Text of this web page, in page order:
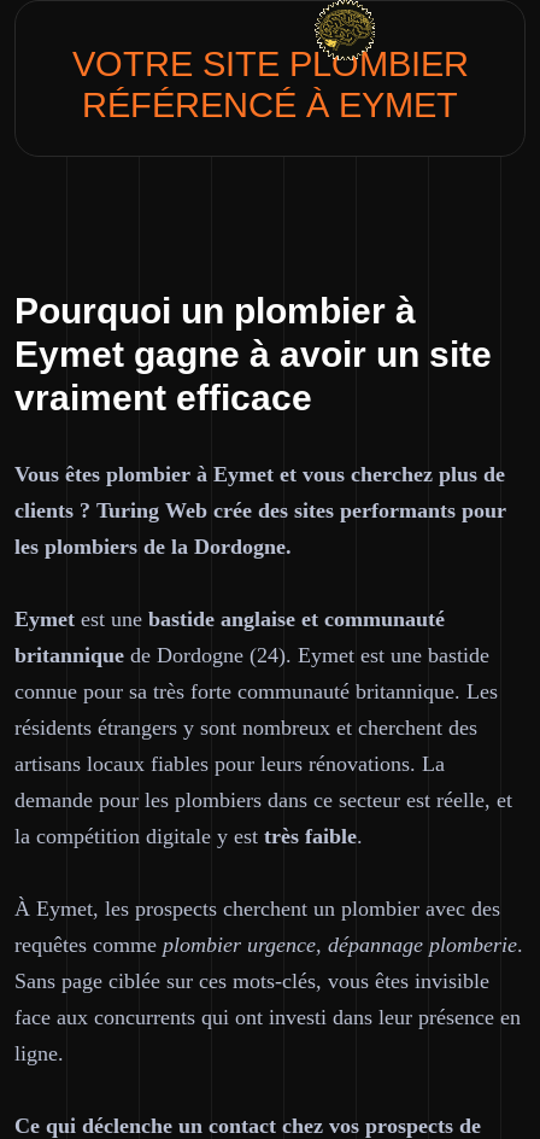
VOTRE SITE PLOMBIER
RÉFÉRENCÉ À EYMET
Pourquoi un plombier à
Eymet gagne à avoir un site
vraiment efficace
Vous êtes plombier à Eymet et vous cherchez plus de
clients ? Turing Web crée des sites performants pour
les plombiers de la Dordogne.
Eymet est une bastide anglaise et communauté
britannique de Dordogne (24). Eymet est une bastide
connue pour sa très forte communauté britannique. Les
résidents étrangers y sont nombreux et cherchent des
artisans locaux fiables pour leurs rénovations. La
demande pour les plombiers dans ce secteur est réelle, et
la compétition digitale y est très faible.
À Eymet, les prospects cherchent un plombier avec des
requêtes comme plombier urgence, dépannage plomberie.
Sans page ciblée sur ces mots-clés, vous êtes invisible
face aux concurrents qui ont investi dans leur présence en
ligne.
Ce qui déclenche un contact chez vos prospects de